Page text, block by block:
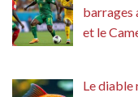
barrages
et le
Le diable